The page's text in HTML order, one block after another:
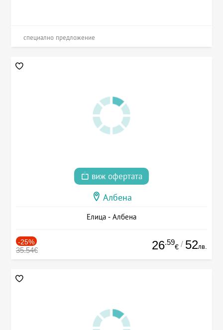
специално предложение
виж офертата
Албена
Елица - Албена
-25%
35.54€ 26.59
€ / 52лв.